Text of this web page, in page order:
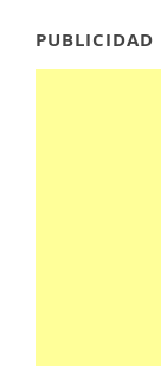
PUBLICIDAD